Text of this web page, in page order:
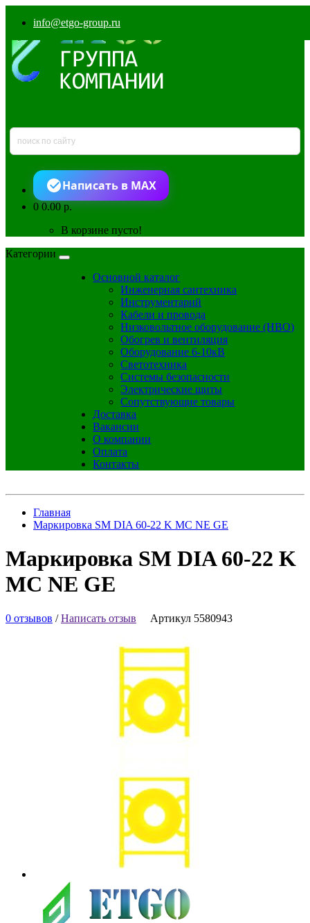
info@etgo-group.ru
Написать в MAX
00.00 р.
В корзине пусто!
Категории
Основной каталог
Инженерная сантехника
Инструментарий
Кабели и провода
Низковольтное оборудование (НВО)
Обогрев и вентиляция
Оборудование 6-10кВ
Светотехника
Системы безопасности
Электрические щиты
Сопутствующие товары
Доставка
Вакансии
О компании
Оплата
Контакты
Главная
Маркировка SM DIA 60-22 K MC NE GE
Маркировка SM DIA 60-22 K
MC NE GE
0 отзывов /Написать отзыв Артикул 5580943